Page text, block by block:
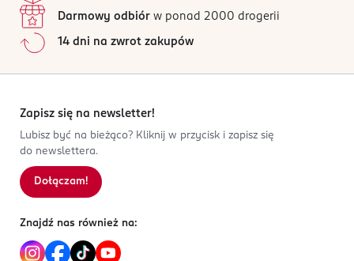
Darmowy odbiór w ponad 2000 drogerii
14 dni na zwrot zakupów
Zapisz się na newsletter!
Lubisz być na bieżąco? Kliknij w przycisk i zapisz się
do newslettera.
Dołączam!
Znajdź nas również na: